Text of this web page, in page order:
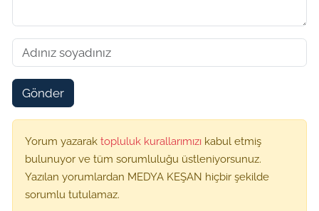
Gönder
Yorum yazarak topluluk kurallarımızı kabul etmiş
bulunuyor ve tüm sorumluluğu üstleniyorsunuz.
Yazılan yorumlardan MEDYA KEŞAN hiçbir şekilde
sorumlu tutulamaz.